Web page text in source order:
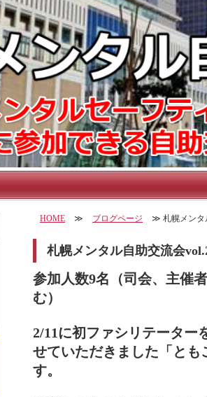
HOME ≫ ブログページ ≫ 札幌メンタ
札幌メンタル自助交流会
参加人数9名（司会、主催
む）
2/11に初ファシリテーター
せていただきました「 とも
す。